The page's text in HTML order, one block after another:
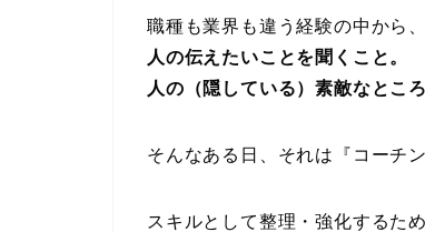
職種も業界も違う経験の中から
人の伝えたいことを聞くこと。
人の（隠している）素敵なとこ
そんなある日、それは『コーチ
スキルとして整理・強化するた